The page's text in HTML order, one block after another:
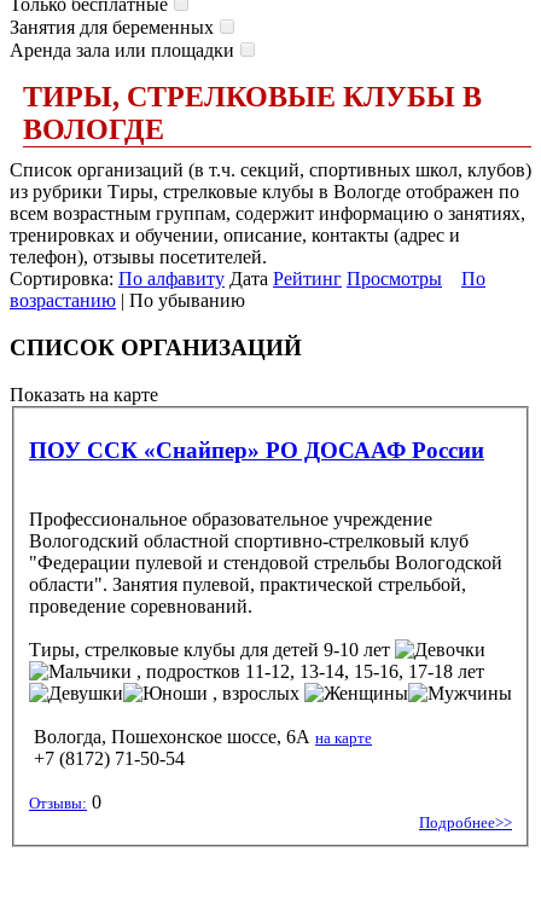
Только бесплатные
Занятия для беременных
Аренда зала или площадки
ТИРЫ, СТРЕЛКОВЫЕ КЛУБЫ В
ВОЛОГДЕ
Список организаций (в т.ч. секций, спортивных школ, клубов)
из рубрики Тиры, стрелковые клубы в Вологде отображен по
всем возрастным группам, содержит информацию о занятиях,
тренировках и обучении, описание, контакты (адрес и
телефон), отзывы посетителей.
Сортировка: По алфавиту Дата Рейтинг Просмотры
По
возрастанию | По убыванию
СПИСОК ОРГАНИЗАЦИЙ
Показать на карте
ПОУ ССК «Снайпер» РО ДОСААФ России
Профессиональное образовательное учреждение
Вологодский областной спортивно-стрелковый клуб
"Федерации пулевой и стендовой стрельбы Вологодской
области". Занятия пулевой, практической стрельбой,
проведение соревнований.
Тиры, стрелковые клубы для детей 9-10 лет
, подростков 11-12, 13-14, 15-16, 17-18 лет
, взрослых
Вологда, Пошехонское шоссе, 6А на карте
+7 (8172) 71-50-54
Отзывы: 0
Подробнее>>